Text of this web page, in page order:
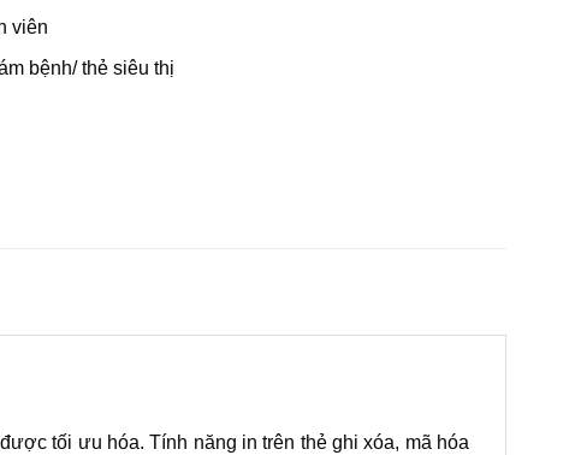
viên
bệnh/ thẻ siêu thị
tối ưu hóa. Tính năng in trên thẻ ghi xóa, mã hóa